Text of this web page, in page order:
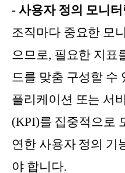
- 사용자 정의 모니
조직마다 중요한 모
으므로, 필요한 지표
드를 맞춤 구성할 수
플리케이션 또는 서
(KPI)를 집중적으로
연한 사용자 정의 기
야 합니다.